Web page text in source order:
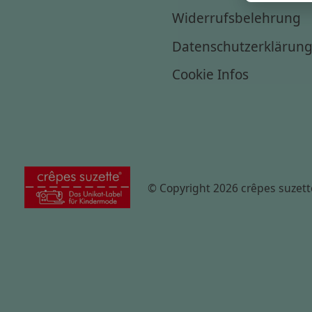
Widerrufsbelehrung
Datenschutzerklärung
Cookie Infos
© Copyright 2026 crêpes